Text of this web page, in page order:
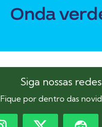
Siga nossas redes
Fique por dentro das